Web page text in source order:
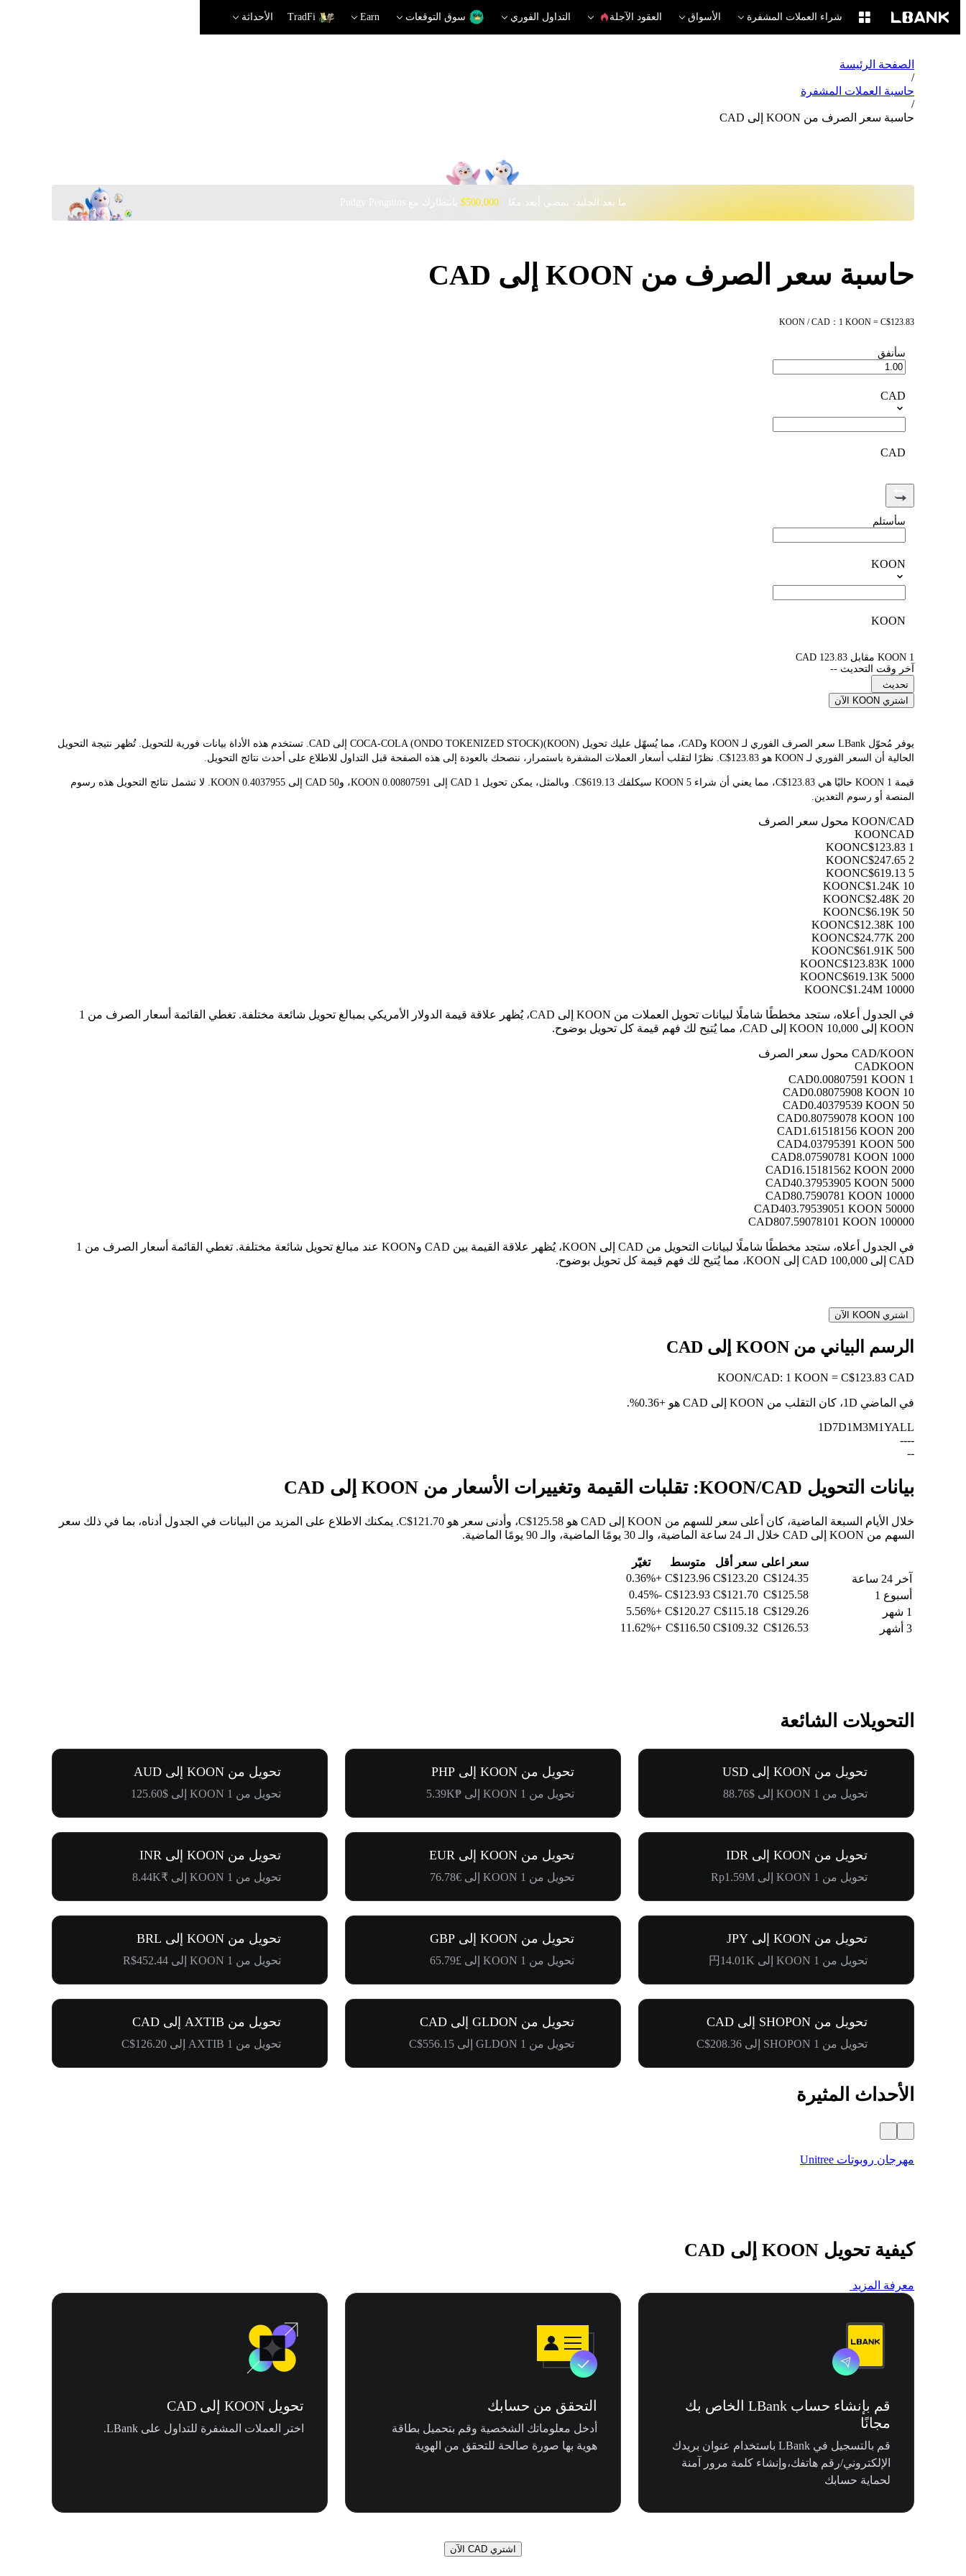
شراء العملات المشفرة الأسواق العقود الآجلة التداول الفوري سوق التوقعات Earn
TradFi الأحداثة
الصفحة الرئيسة
/
حاسبة العملات المشفرة
/
حاسبة سعر الصرف من KOON إلى CAD
ما بعد الجليد، نمضي أبعد معًا · ‎$500,000 بانتظارك مع Pudgy Penguins
حاسبة سعر الصرف من KOON إلى CAD
KOON / CAD：1 KOON = C$123.83
سأنفق
CAD
CAD
سأستلم
KOON
KOON
1 KOON مقابل 123.83 CAD
آخر وقت التحديث --
تحديث
اشتري KOON الآن
يوفر مُحوّل LBank سعر الصرف الفوري لـ KOON وCAD، مما يُسهّل عليك تحويل COCA-COLA (ONDO TOKENIZED STOCK)(KOON) إلى CAD. تستخدم هذه الأداة بيانات فورية للتحويل. تُظهر نتيجة التحويل
الحالية أن السعر الفوري لـ KOON هو C$123.83. نظرًا لتقلب أسعار العملات المشفرة باستمرار، ننصحك بالعودة إلى هذه الصفحة قبل التداول للاطلاع على أحدث نتائج التحويل.
قيمة 1 KOON حاليًا هي C$123.83، مما يعني أن شراء 5 KOON سيكلفك C$619.13. وبالمثل، يمكن تحويل 1 CAD إلى 0.00807591 KOON، و50 CAD إلى 0.4037955 KOON. لا تشمل نتائج التحويل هذه رسوم
المنصة أو رسوم التعدين.
KOON/CAD محول سعر الصرف
KOONCAD
1 KOON
C$123.83
2 KOON
C$247.65
5 KOON
C$619.13
10 KOON
C$1.24K
20 KOON
C$2.48K
50 KOON
C$6.19K
100 KOON
C$12.38K
200 KOON
C$24.77K
500 KOON
C$61.91K
1000 KOON
C$123.83K
5000 KOON
C$619.13K
10000 KOON
C$1.24M
في الجدول أعلاه، ستجد مخططًا شاملًا لبيانات تحويل العملات من KOON إلى CAD، يُظهر علاقة قيمة الدولار الأمريكي بمبالغ تحويل شائعة مختلفة. تغطي القائمة أسعار الصرف من 1
KOON إلى 10,000 KOON إلى CAD، مما يُتيح لك فهم قيمة كل تحويل بوضوح.
CAD/KOON محول سعر الصرف
CADKOON
1 CAD
0.00807591 KOON
10 CAD
0.08075908 KOON
50 CAD
0.40379539 KOON
100 CAD
0.80759078 KOON
200 CAD
1.61518156 KOON
500 CAD
4.03795391 KOON
1000 CAD
8.07590781 KOON
2000 CAD
16.15181562 KOON
5000 CAD
40.37953905 KOON
10000 CAD
80.7590781 KOON
50000 CAD
403.79539051 KOON
100000 CAD
807.59078101 KOON
في الجدول أعلاه، ستجد مخططًا شاملًا لبيانات التحويل من CAD إلى KOON، يُظهر علاقة القيمة بين CAD وKOON عند مبالغ تحويل شائعة مختلفة. تغطي القائمة أسعار الصرف من 1
CAD إلى 100,000 CAD إلى KOON، مما يُتيح لك فهم قيمة كل تحويل بوضوح.
اشتري KOON الآن
الرسم البياني من KOON إلى CAD
KOON/CAD: 1 KOON = C$123.83 CAD
في الماضي 1D، كان التقلب من KOON إلى CAD هو +0.36%
.
1D7D1M3M1YALL
--
--
--
بيانات التحويل KOON/CAD: تقلبات القيمة وتغييرات الأسعار من KOON إلى CAD
خلال الأيام السبعة الماضية، كان أعلى سعر للسهم من KOON إلى CAD هو C$125.58، وأدنى سعر هو C$121.70. يمكنك الاطلاع على المزيد من البيانات في الجدول أدناه، بما في ذلك سعر
السهم من KOON إلى CAD خلال الـ 24 ساعة الماضية، والـ 30 يومًا الماضية، والـ 90 يومًا الماضية.
سعر اعلى سعر أقل متوسط
تغيّر
آخر 24 ساعة
C$124.35
C$123.20
C$123.96
+0.36%
أسبوع 1
C$125.58
C$121.70
C$123.93
-0.45%
1 شهر
C$129.26
C$115.18
C$120.27
+5.56%
3 أشهر
C$126.53
C$109.32
C$116.50
+11.62%
التحويلات الشائعة
تحويل من KOON إلى USD
تحويل من 1 KOON إلى $88.76
تحويل من KOON إلى PHP
تحويل من 1 KOON إلى ₱5.39K
تحويل من KOON إلى AUD
تحويل من 1 KOON إلى $125.60
تحويل من KOON إلى IDR
تحويل من 1 KOON إلى Rp1.59M
تحويل من KOON إلى EUR
تحويل من 1 KOON إلى €76.78
تحويل من KOON إلى INR
تحويل من 1 KOON إلى ₹8.44K
تحويل من KOON إلى JPY
تحويل من 1 KOON إلى 円14.01K
تحويل من KOON إلى GBP
تحويل من 1 KOON إلى £65.79
تحويل من KOON إلى BRL
تحويل من 1 KOON إلى R$452.44
تحويل من SHOPON إلى CAD
تحويل من 1 SHOPON إلى C$208.36
تحويل من GLDON إلى CAD
تحويل من 1 GLDON إلى C$556.15
تحويل من AXTIB إلى CAD
تحويل من 1 AXTIB إلى C$126.20
الأحداث المثيرة
مهرجان روبوتات Unitree
كيفية تحويل KOON إلى CAD
معرفة المزيد
قم بإنشاء حساب LBank الخاص بك
مجانًا
قم بالتسجيل في LBank باستخدام عنوان بريدك
الإلكتروني/رقم هاتفك،وإنشاء كلمة مرور آمنة
لحماية حسابك
التحقق من حسابك
أدخل معلوماتك الشخصية وقم بتحميل بطاقة
هوية بها صورة صالحة للتحقق من الهوية
تحويل KOON إلى CAD
اختر العملات المشفرة للتداول على LBank.
اشتري CAD الآن